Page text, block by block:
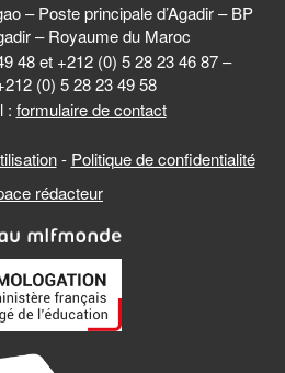
– Poste principale d’Agadir – BP
– Royaume du Maroc
48 et +212 (0) 5 28 23 46 87 –
(0) 5 28 23 49 58
: formulaire de contact
- Politique de confidentialité
rédacteur